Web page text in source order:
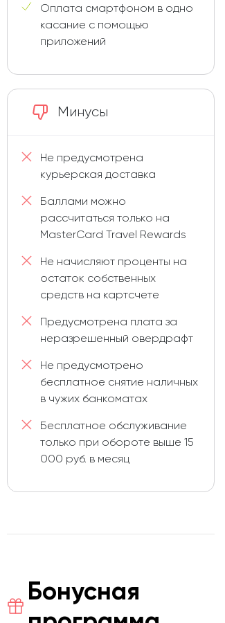
Оплата смартфоном в одно
касание с помощью
приложений
Минусы
Не предусмотрена
курьерская доставка
Баллами можно
рассчитаться только на
MasterCard Travel Rewards
Не начисляют проценты на
остаток собственных
средств на картсчете
Предусмотрена плата за
неразрешенный овердрафт
Не предусмотрено
бесплатное снятие наличных
в чужих банкоматах
Бесплатное обслуживание
только при обороте выше 15
000 руб. в месяц
Бонусная